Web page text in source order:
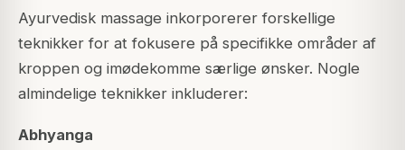
Ayurvedisk massage inkorporerer forskellige
teknikker for at fokusere på specifikke områder af
kroppen og imødekomme særlige ønsker. Nogle
almindelige teknikker inkluderer:
Abhyanga